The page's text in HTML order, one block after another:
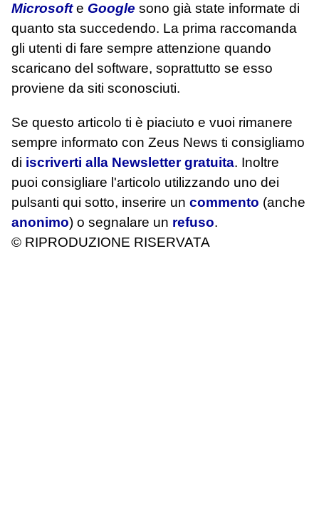
Microsofte Google sono già state informate di
quanto sta succedendo. La prima raccomanda
gli utenti di fare sempre attenzione quando
scaricano del software, soprattutto se esso
proviene da siti sconosciuti.
Se questo articolo ti è piaciuto e vuoi rimanere
sempre informato con Zeus News ti consigliamo
di iscriverti alla Newsletter gratuita. Inoltre
puoi consigliare l'articolo utilizzando uno dei
pulsanti qui sotto, inserire un commento (anche
anonimo) o segnalare un refuso.
© RIPRODUZIONE RISERVATA